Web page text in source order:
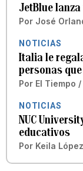
JetBlue
Por José
NOTICIAS
Italia le
personas
Por El Tiempo /
NOTICIAS
NUC
educativos
Por Keila